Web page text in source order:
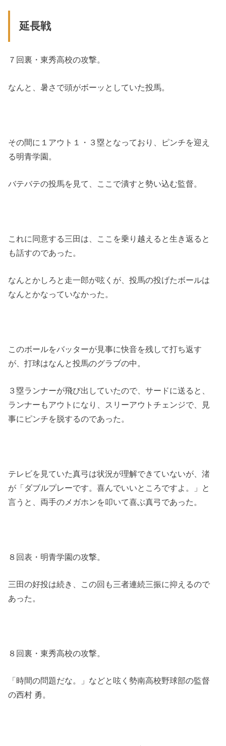
延長戦
７回裏・東秀高校の攻撃。
なんと、暑さで頭がボーッとしていた投馬。
その間に１アウト１・３塁となっており、ピンチを迎え
る明青学園。
バテバテの投馬を見て、ここで潰すと勢い込む監督。
これに同意する三田は、ここを乗り越えると生き返ると
も話すのであった。
なんとかしろと走一郎が呟くが、投馬の投げたボールは
なんとかなっていなかった。
このボールをバッターが見事に快音を残して打ち返す
が、打球はなんと投馬のグラブの中。
３塁ランナーが飛び出していたので、サードに送ると、
ランナーもアウトになり、スリーアウトチェンジで、見
事にピンチを脱するのであった。
テレビを見ていた真弓は状況が理解できていないが、渚
が「ダブルプレーです。喜んでいいところですよ。」と
言うと、両手のメガホンを叩いて喜ぶ真弓であった。
８回表・明青学園の攻撃。
三田の好投は続き、この回も三者連続三振に抑えるので
あった。
８回裏・東秀高校の攻撃。
「時間の問題だな。」などと呟く勢南高校野球部の監督
の西村 勇。